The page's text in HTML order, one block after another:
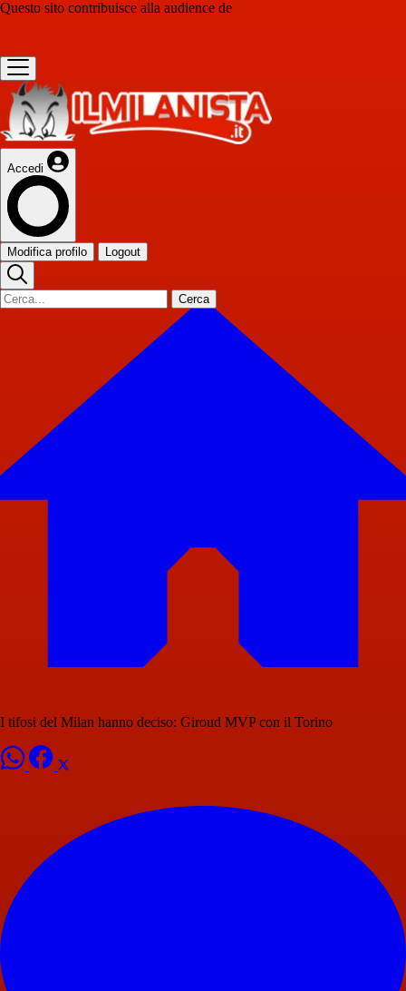
Questo sito contribuisce alla audience de
Accedi
Modifica profilo Logout
Cerca
I tifosi del Milan hanno deciso: Giroud MVP con il Torino